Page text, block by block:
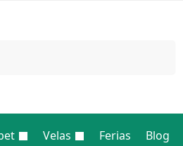
Velas Ferias Blog